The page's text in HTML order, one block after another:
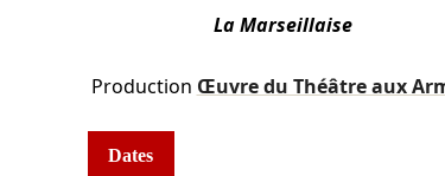
La Marseillaise
Production Œuvre du Théâtre aux
Dates